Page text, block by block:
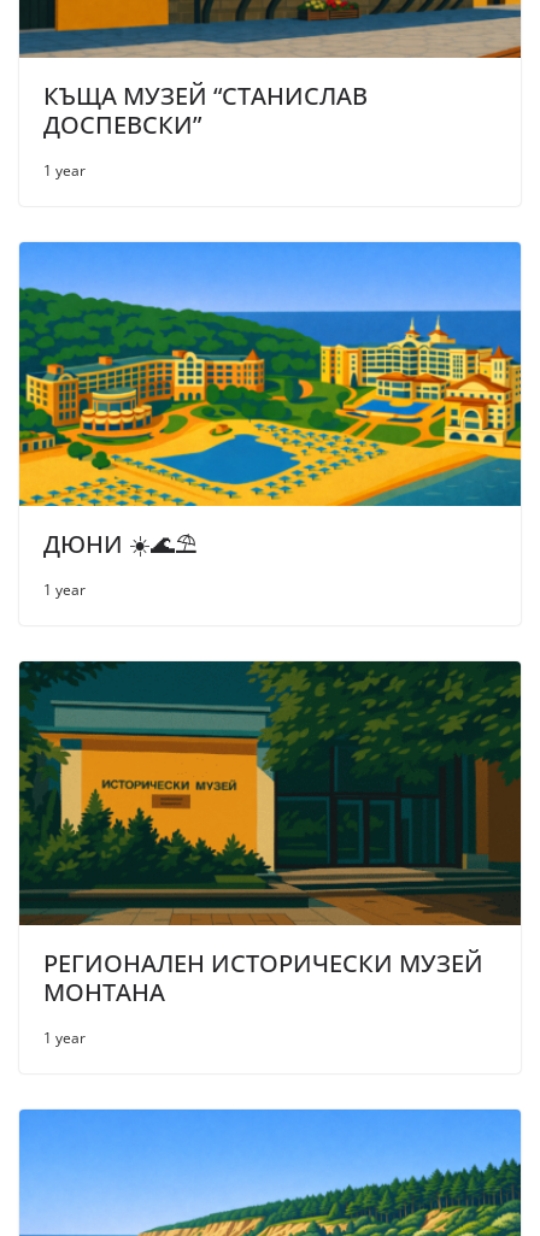
КЪЩА МУЗЕЙ “СТАНИСЛАВ
ДОСПЕВСКИ”
1 year
ДЮНИ ☀️🌊⛱
1 year
РЕГИОНАЛЕН ИСТОРИЧЕСКИ МУЗЕЙ
МОНТАНА
1 year